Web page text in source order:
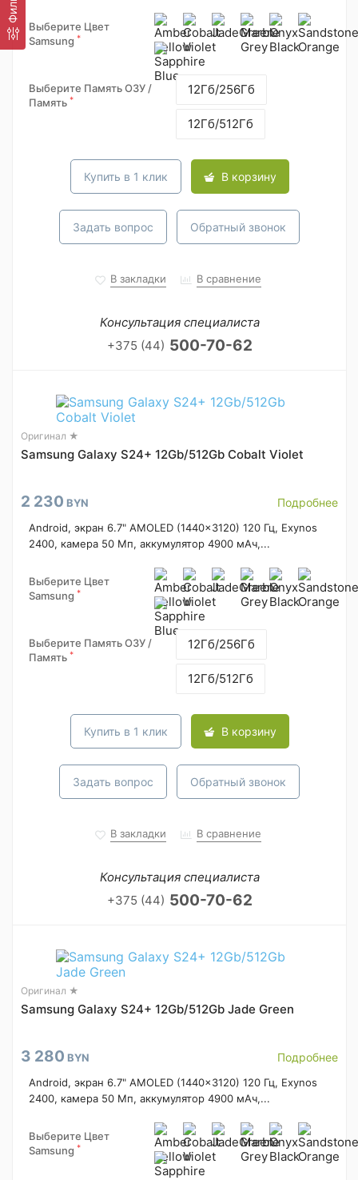
Выберите Цвет
Samsung *
Выберите Память ОЗУ /
Память *
12Гб/256Гб
12Гб/512Гб
Купить в 1 клик В корзину
Задать вопрос Обратный звонок
В закладки В сравнение
Консультация специалиста
+375 (44) 500-70-62
Оригинал ★
Samsung Galaxy S24+ 12Gb/512Gb Cobalt Violet
2 230 BYN Подробнее
Android, экран 6.7" AMOLED (1440x3120) 120 Гц, Exynos
2400, камера 50 Мп, аккумулятор 4900 мАч,...
Выберите Цвет
Samsung *
Выберите Память ОЗУ /
Память *
12Гб/256Гб
12Гб/512Гб
Купить в 1 клик В корзину
Задать вопрос Обратный звонок
В закладки В сравнение
Консультация специалиста
+375 (44) 500-70-62
Оригинал ★
Samsung Galaxy S24+ 12Gb/512Gb Jade Green
3 280 BYN Подробнее
Android, экран 6.7" AMOLED (1440x3120) 120 Гц, Exynos
2400, камера 50 Мп, аккумулятор 4900 мАч,...
Выберите Цвет
Samsung *